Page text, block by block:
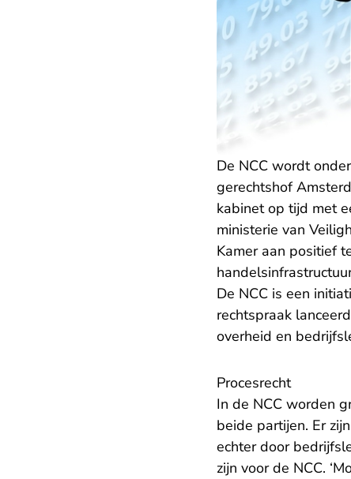
De NCC wordt
gerechtshof
kabinet op tijd met
ministerie van
Kamer aan positief
De NCC is een
rechtspraak
overheid en
Procesrecht
In de NCC worden
beide partijen. Er
echter door
zijn voor de NCC.